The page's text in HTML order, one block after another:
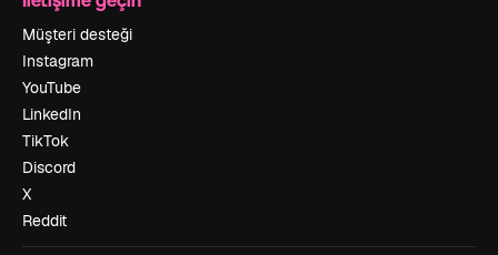
Müşteri desteği
Instagram
YouTube
LinkedIn
TikTok
Discord
X
Reddit